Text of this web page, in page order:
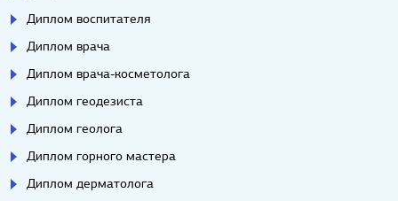
Диплом воспитателя
Диплом врача
Диплом врача-косметолога
Диплом геодезиста
Диплом геолога
Диплом горного мастера
Диплом дерматолога